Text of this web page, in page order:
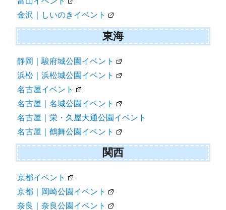
金沢｜しいのきイベント
東海
静岡｜駿府城公園イベント
浜松｜浜松城公園イベント
名古屋イベント
名古屋｜名城公園イベント
名古屋｜栄・久屋大通公園イベント
名古屋｜鶴舞公園イベント
関西
京都イベント
京都｜岡崎公園イベント
奈良｜奈良公園イベント